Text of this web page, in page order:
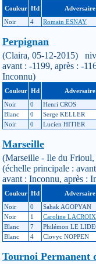
Couleur Hd Adversaire
Noir
4 Romain ESNAY
Perpignan
(Claira, 05-12-2015)
avant : -1199, après : -
Inconnu)
Couleur Hd Adversaire
Noir
0 Henri CROS
Blanc
0 Serge KELLER
Noir
0 Lucien HITIER
Marseille
(Marseille - Ile du
(échelle principale :
avant : Inconnu, après :
Couleur Hd Adversaire
Noir
0 Sahak AGOPYAN
Noir
1 Caroline LACROIX
Blanc
7 Philémon LE
Blanc
4 Clovyc NOPPEN
Tournoi Permanent